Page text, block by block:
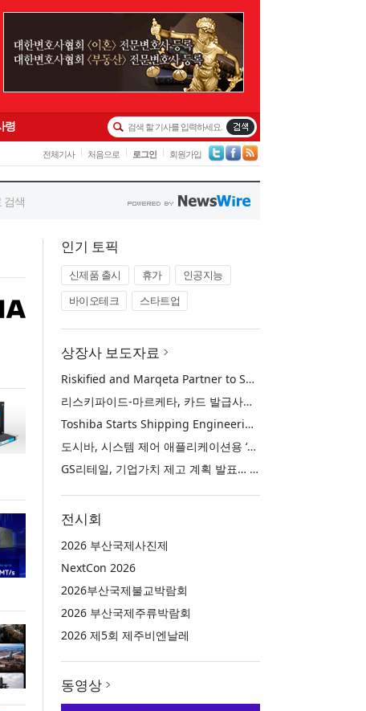
인기 토픽
신제품 출시 휴가
인공지능
바이오테크
스타트업
상장사 보도자료
Riskified and Marqeta Partner to Sharpen Card Issuer Authorization Decisions and Help Reduce False Declines
리스키파이드-마르케타, 카드 발급사의 승인 판단 정교화 및 오거절 감소 위해 협력
Toshiba Starts Shipping Engineering Samples of TXZ+™ Family Entry‑Class M4V Group, Standard Microcontrollers with Arm® Cortex®‑M4 Core for System Control Applications
도시바, 시스템 제어 애플리케이션용 ‘암 코어텍스-M4’ 코어 탑재 표준 마이크로컨트롤러 TXZ+ 패밀리 엔트리 클래스 ‘M4V 그룹’ 엔지니어링 샘플 출하 개시
GS리테일, 기업가치 제고 계획 발표… 중장기 성장 기반 강화와 주주가치 제고
전시회
2026 부산국제사진제
NextCon 2026
2026부산국제불교박람회
2026 부산국제주류박람회
2026 제5회 제주비엔날레
동영상